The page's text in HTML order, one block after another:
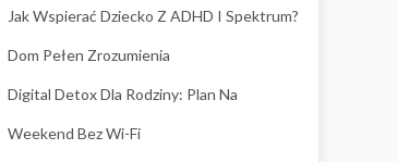
Jak Wspierać Dziecko Z ADHD I Spektrum?
Dom Pełen Zrozumienia
Digital Detox Dla Rodziny: Plan Na
Weekend Bez Wi-Fi